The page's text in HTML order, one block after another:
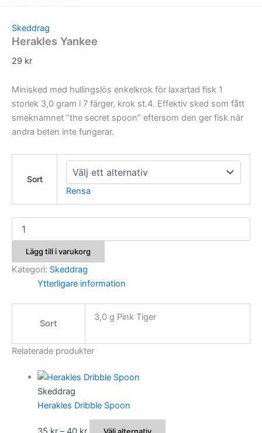
Skeddrag
Herakles Yankee
29 kr
Minisked med hullingslös enkelkrok för laxartad fisk 1
storlek 3,0 gram i 7 färger, krok st.4. Effektiv sked som fått
smeknamnet ”the secret spoon” eftersom den ger fisk när
andra beten inte fungerar.
Sort
Rensa
Herakles
Yankee
Lägg till i varukorg
Kategori: Skeddrag
Ytterligare information
Sort
3,0 g Pink Tiger
Relaterade produkter
Skeddrag
Herakles Dribble Spoon
Prisintervall:
Välj alternativ